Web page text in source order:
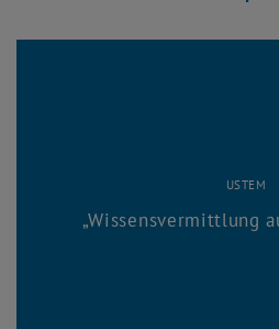
USTEM
Wissensvermittlung